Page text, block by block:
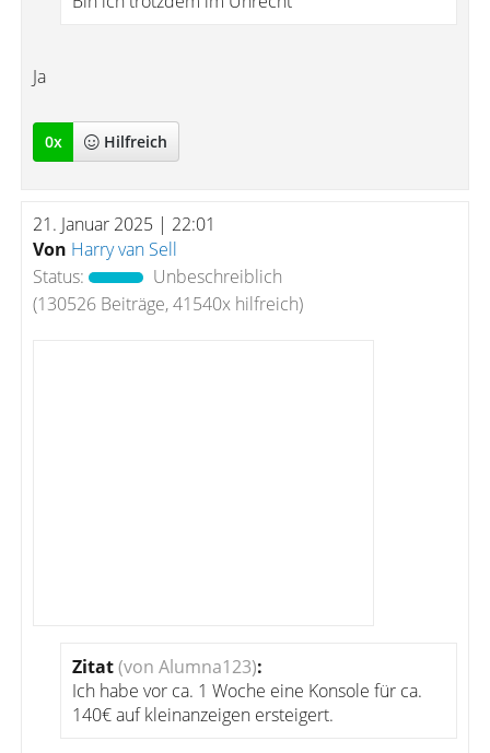
Ja
0x Hilfreich
21. Januar 2025 | 22:01
Von Harry van Sell
Status:
Unbeschreiblich
(130526 Beiträge, 41540x hilfreich)
Zitat(von Alumna123):
Ich habe vor ca. 1 Woche eine Konsole für ca.
140€ auf kleinanzeigen ersteigert.